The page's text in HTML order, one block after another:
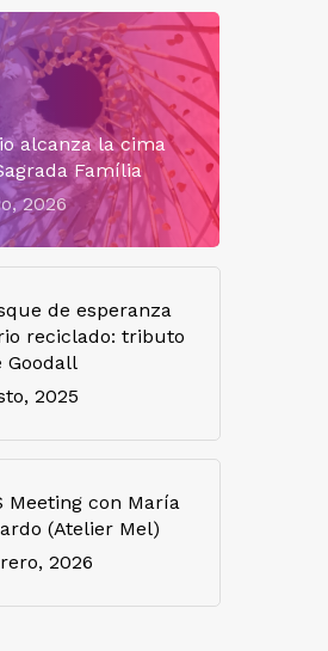
alcanza la cima
Família
2026
de esperanza
reciclado: tributo
Goodall
2025
Meeting con María
(Atelier Mel)
2026